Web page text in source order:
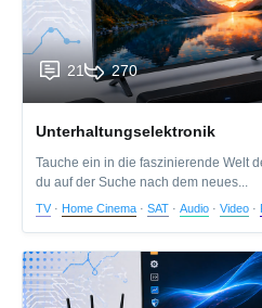
21 270
Unterhaltungselektronik
Tauche ein in die faszinierende Welt
du auf der Suche nach dem neues...
TV · Home Cinema · SAT · Audio · Video ·